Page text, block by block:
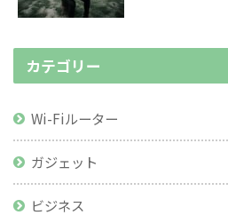
カテゴリー
Wi-Fiルーター
ガジェット
ビジネス